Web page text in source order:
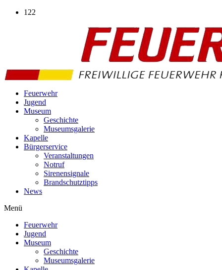
Zum
122
Feuerwehr
Jugend
Museum
Geschichte
Museumsgalerie
Kapelle
Bürgerservice
Veranstaltungen
Notruf
Sirenensignale
Brandschutztipps
News
Menü
Feuerwehr
Jugend
Museum
Geschichte
Museumsgalerie